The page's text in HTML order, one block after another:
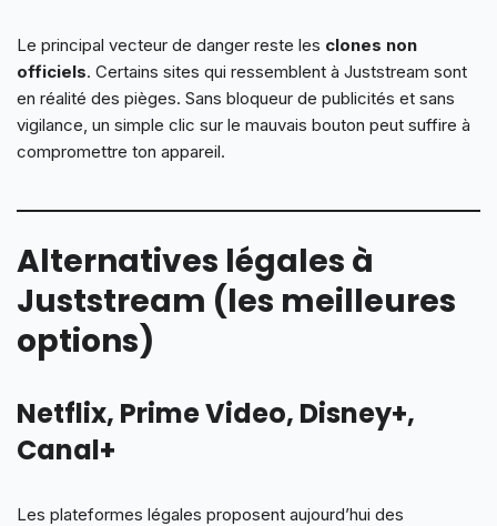
Le principal vecteur de danger reste les clones non
officiels. Certains sites qui ressemblent à Juststream sont
en réalité des pièges. Sans bloqueur de publicités et sans
vigilance, un simple clic sur le mauvais bouton peut suffire à
compromettre ton appareil.
Alternatives légales à
Juststream (les meilleures
options)
Netflix, Prime Video, Disney+,
Canal+
Les plateformes légales proposent aujourd’hui des